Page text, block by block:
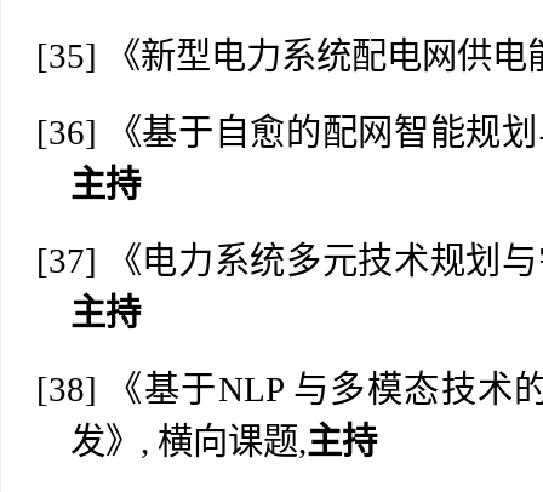
[35]
《新型电力系统配电网供
[36]
《基于自愈的配网智能规
主持
[37]
《电力系统多元技术规划
主持
[38]
《基于NLP 与多模态技术
发》 , 横向课题,主持